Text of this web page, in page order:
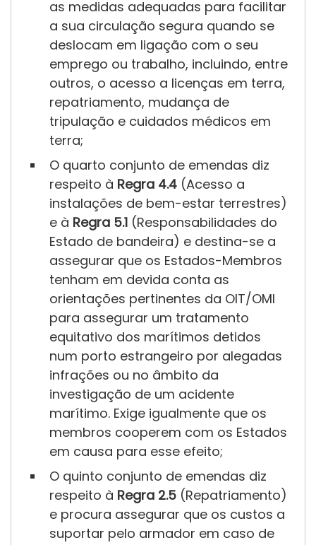
Regra 3.2
Regra 4.1
Regra
4.3
as medidas adequadas para facilitar
a sua circulação segura quando se
deslocam em ligação com o seu
emprego ou trabalho, incluindo, entre
outros, o acesso a licenças em terra,
repatriamento, mudança de
tripulação e cuidados médicos em
terra;
O quarto conjunto de emendas diz
respeito à Regra 4.4 (Acesso a
instalações de bem-estar terrestres)
e à Regra 5.1 (Responsabilidades do
Estado de bandeira) e destina-se a
assegurar que os Estados-Membros
tenham em devida conta as
orientações pertinentes da OIT/OMI
para assegurar um tratamento
equitativo dos marítimos detidos
num porto estrangeiro por alegadas
infrações ou no âmbito da
investigação de um acidente
marítimo. Exige igualmente que os
membros cooperem com os Estados
em causa para esse efeito;
O quinto conjunto de emendas diz
respeito à Regra 2.5 (Repatriamento)
e procura assegurar que os custos a
suportar pelo armador em caso de